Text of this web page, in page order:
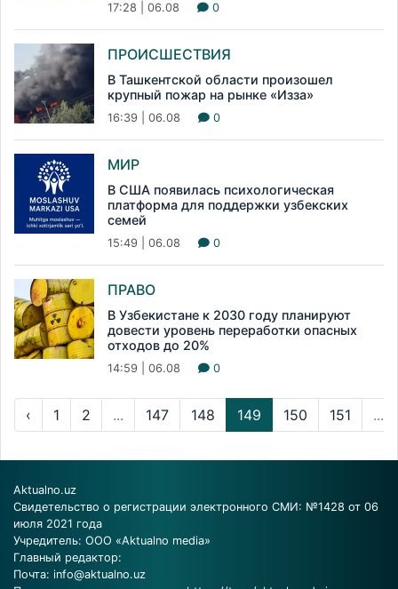
17:28 | 06.08 0
ПРОИСШЕСТВИЯ
В Ташкентской области произошел
крупный пожар на рынке «Изза»
16:39 | 06.08 0
МИР
В США появилась психологическая
платформа для поддержки узбекских
семей
15:49 | 06.08 0
ПРАВО
В Узбекистане к 2030 году планируют
довести уровень переработки опасных
отходов до 20%
14:59 | 06.08 0
‹ 1 2 ... 147 148 149 150 151 ...
Aktualno.uz
Свидетельство о регистрации электронного СМИ: №1428 от 06
июля 2021 года
Учредитель: ООО «Aktualno media»
Главный редактор:
Почта: info@aktualno.uz